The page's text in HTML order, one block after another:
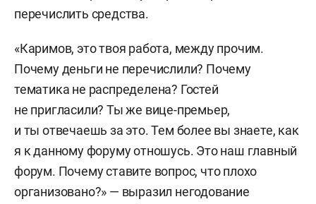
перечислить средства.
«Каримов, это твоя работа, между прочим.
Почему деньги не перечислили? Почему
тематика не распределена? Гостей
не пригласили? Ты же вице-премьер,
и ты отвечаешь за это. Тем более вы знаете, как
я к данному форуму отношусь. Это наш главный
форум. Почему ставите вопрос, что плохо
организовано?» — выразил негодование